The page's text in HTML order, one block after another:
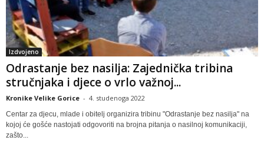
Izdvojeno
Odrastanje bez nasilja: Zajednička tribina
stručnjaka i djece o vrlo važnoj...
Kronike Velike Gorice - 4. studenoga 2022
Centar za djecu, mlade i obitelj organizira tribinu "Odrastanje bez nasilja" na
kojoj će gošće nastojati odgovoriti na brojna pitanja o nasilnoj komunikaciji,
zašto...